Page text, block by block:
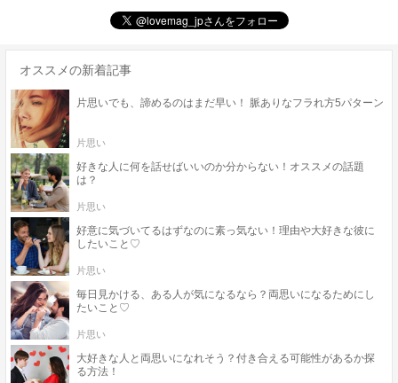
オススメの新着記事
片思いでも、諦めるのはまだ早い！ 脈ありなフラれ方5パターン
片思い
好きな人に何を話せばいいのか分からない！オススメの話題
は？
片思い
好意に気づいてるはずなのに素っ気ない！理由や大好きな彼に
したいこと♡
片思い
毎日見かける、ある人が気になるなら？両思いになるためにし
たいこと♡
片思い
大好きな人と両思いになれそう？付き合える可能性があるか探
る方法！